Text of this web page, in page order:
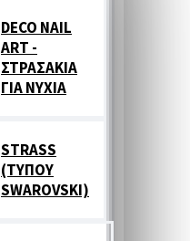
DECO NAIL
ART -
ΣΤΡΑΣΑΚΙΑ
ΓΙΑ ΝΥΧΙΑ
STRASS
(ΤΥΠΟΥ
SWAROVSKI)